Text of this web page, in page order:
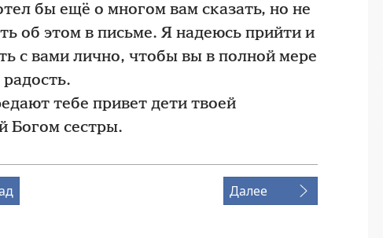
бы ещё о многом вам сказать, но не
об этом в письме. Я надеюсь прийти и
с вами лично, чтобы вы в полной мере
тебе привет дети твоей
Богом сестры.
Далее